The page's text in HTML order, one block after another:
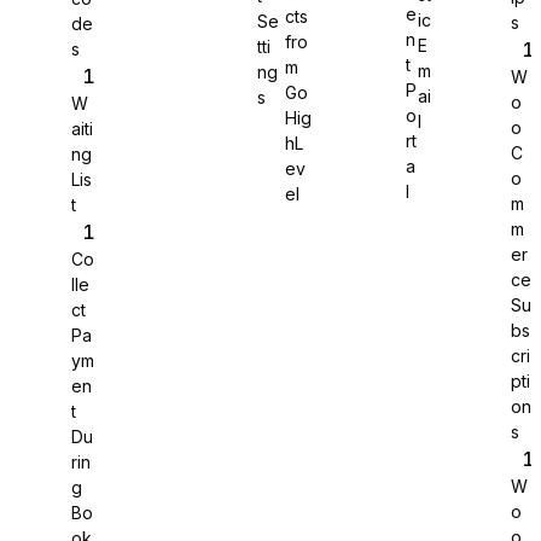
WS Forms
WooCommerce
Easy Digital Downloads
de
s
W
aiti
ng
Lis
t
Co
lle
ct
Pa
ym
en
t
Du
rin
g
Bo
Se
tti
ng
s
cts
fro
m
Go
Hig
hL
ev
el
e
n
t
P
o
rt
a
ic
E
m
ai
s
W
o
o
C
o
m
m
er
ce
Su
bs
cri
pti
on
s
W
o